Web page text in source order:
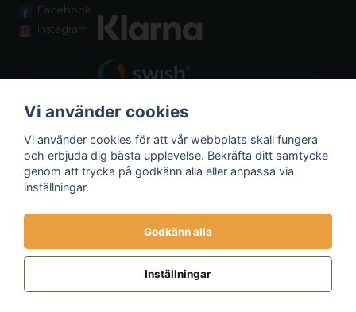
Facebook
Instagram
Fraktalternativ
Vi använder cookies
Vi använder cookies för att vår webbplats skall fungera
och erbjuda dig bästa upplevelse. Bekräfta ditt samtycke
genom att trycka på godkänn alla eller anpassa via
inställningar.
Godkänn alla
Inställningar